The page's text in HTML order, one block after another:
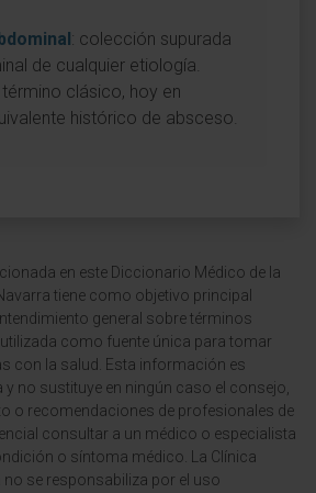
: colección supurada
de cualquier etiología.
término clásico, hoy en
histórico de absceso.
en este Diccionario Médico de la
tiene como objetivo principal
general sobre términos
como fuente única para tomar
con la salud. Esta información es
no sustituye en ningún caso el consejo,
o recomendaciones de profesionales de
consultar a un médico o especialista
o síntoma médico. La Clínica
no se responsabiliza por el uso